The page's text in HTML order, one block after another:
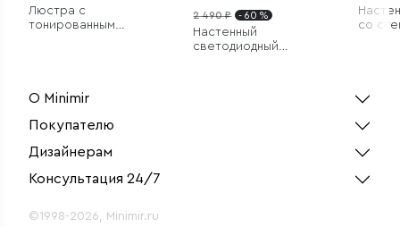
Люстра с
тонированным
2 490 ₽ - 60 %
Настенный
светодиодный
Настенный
со
О Minimir
Покупателю
Дизайнерам
Консультация 24/7
©1998-2026, Minimir.ru